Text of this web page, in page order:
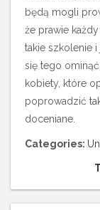
będą mogli
że prawie
takie szkolenie
się tego
kobiety, które
poprowadzić
doceniane.
Categories: